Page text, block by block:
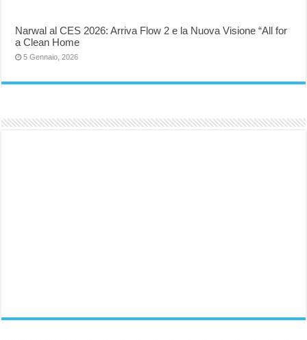
Narwal al CES 2026: Arriva Flow 2 e la Nuova Visione “All for
a Clean Home
5 Gennaio, 2026